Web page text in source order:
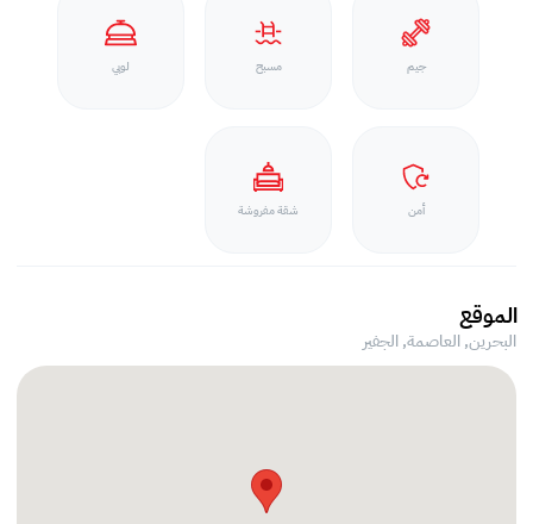
جيم مسبح لوبي
أمن شقة مفروشة
الموقع
البحرين, العاصمة,الجفير